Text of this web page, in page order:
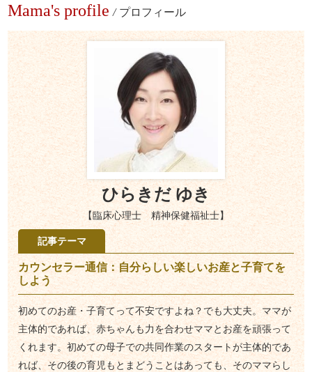
Mama's profile / プロフィール
ひらきだ ゆき
【臨床心理士 精神保健福祉士】
記事テーマ
カウンセラー通信：自分らしい楽しいお産と子育てを
しよう
初めてのお産・子育てって不安ですよね？でも大丈夫。ママが
主体的であれば、赤ちゃんも力を合わせママとお産を頑張って
くれます。初めての母子での共同作業のスタートが主体的であ
れば、その後の育児もとまどうことはあっても、そのママらし